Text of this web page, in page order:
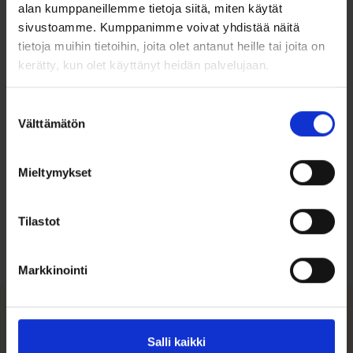
alan kumppaneillemme tietoja siitä, miten käytät
sivustoamme. Kumppanimme voivat yhdistää näitä
tietoja muihin tietoihin, joita olet antanut heille tai joita on
kerätty, kun olet käyttänyt heidän palvelujaan.
valinta
Välttämätön
Mieltymykset
Tilastot
Markkinointi
Salli kaikki
mukavalta myös talven pakkasilla.
Kiillotettu/harjattu pinta
Leveys 5mm
Pyöristetty sisäpinta = Comfort fit
Ohjeita sormuksen tai korun
Tutustu myös